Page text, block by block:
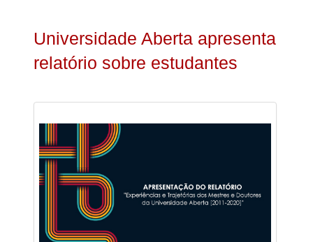
Universidade Aberta apresenta
relatório sobre estudantes